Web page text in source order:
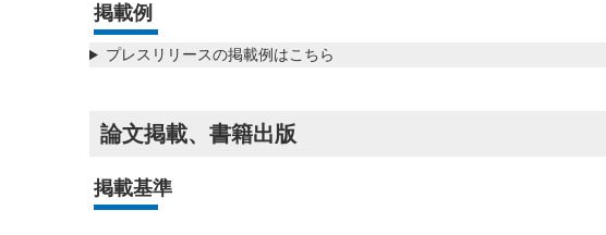
掲載例
プレスリリースの掲載例はこちら
論文掲載、書籍出版
掲載基準